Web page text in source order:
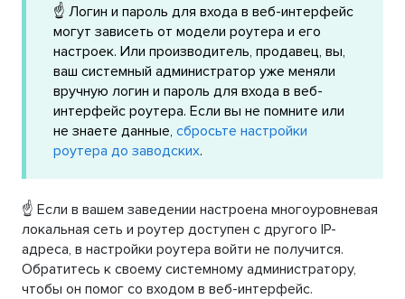
☝️ Логин и пароль для входа в веб-интерфейс
могут зависеть от модели роутера и его
настроек. Или производитель, продавец, вы,
ваш системный администратор уже меняли
вручную логин и пароль для входа в веб-
интерфейс роутера. Если вы не помните или
не знаете данные, сбросьте настройки
роутера до заводских.
☝️ Если в вашем заведении настроена многоуровневая
локальная сеть и роутер доступен с другого IP-
адреса, в настройки роутера войти не получится.
Обратитесь к своему системному администратору,
чтобы он помог со входом в веб-интерфейс.